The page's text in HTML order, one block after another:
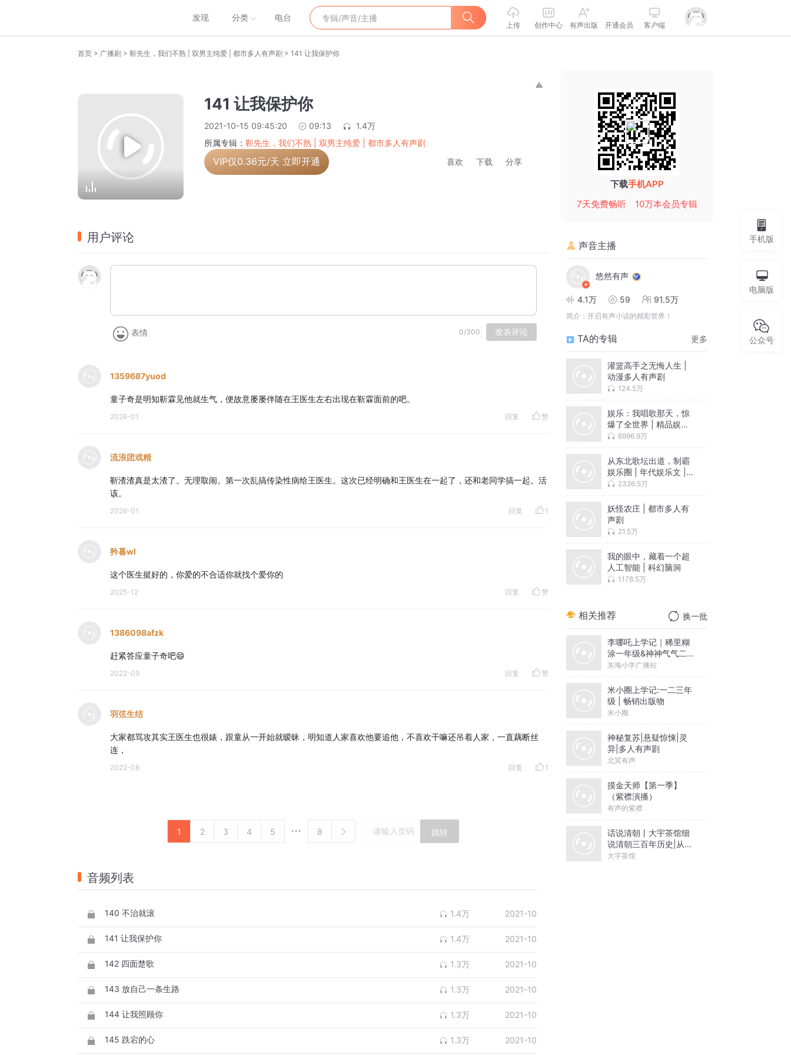
发现 分类 电台
上传 创作中心 有声出版 开通会员 客户端
首页 > 广播剧 > 靳先生，我们不熟 | 双男主纯爱 | 都市多人有声剧 > 141 让我保护你
141 让我保护你
2021-10-15 09:45:20 09:13
1.4万
所属专辑： 靳先生，我们不熟 | 双男主纯爱 | 都市多人有声剧
VIP仅0.36元/天 立即开通 喜欢 下载 分享
用户评论
表情 0/300 发表评论
1359687yuod
童子奇是明知靳霖见他就生气，便故意屡屡伴随在王医生左右出现在靳霖面前的吧。
2026-01 回复 赞
流浪团戏精
靳渣渣真是太渣了。无理取闹。第一次乱搞传染性病给王医生。这次已经明确和王医生在一起了，还和老同学搞一起。活
该。
2026-01 回复 1
矜暮wl
这个医生挺好的，你爱的不合适你就找个爱你的
2025-12 回复 赞
1386098afzk
赶紧答应童子奇吧😄
2022-09 回复 赞
羽弦生结
大家都骂攻其实王医生也很婊，跟童从一开始就暧昧，明知道人家喜欢他要追他，不喜欢干嘛还吊着人家，一直藕断丝
连，
2022-08 回复 1
1 2 3 4 5 8 跳转
音频列表
140 不治就滚 1.4万 2021-10
141 让我保护你 1.4万 2021-10
142 四面楚歌 1.3万 2021-10
143 放自己一条生路 1.3万 2021-10
144 让我照顾你 1.3万 2021-10
145 跌宕的心 1.3万 2021-10
下载手机APP
7天免费畅听
10万本会员专辑
声音主播
悠然有声
4.1万 59 91.5万
简介： 开启有声小说的精彩世界！
TA的专辑 更多
灌篮高手之无悔人生 |
动漫多人有声剧
124.5万
娱乐：我唱歌那天，惊
爆了全世界 | 精品娱乐
多播6996.9万
从东北歌坛出道，制霸
娱乐圈 | 年代娱乐文 |
无系统 | 歌曲超多
2326.5万
妖怪农庄 | 都市多人有
声剧
21.5万
我的眼中，藏着一个超
人工智能 | 科幻脑洞
1178.5万
相关推荐 换一批
李哪吒上学记｜稀里糊
涂一年级&神神气气二年
级
东海小学广播站
米小圈上学记:一二三年
级 | 畅销出版物
米小圈
神秘复苏|悬疑惊悚|灵
异|多人有声剧
北冥有声
摸金天师【第一季】
（紫襟演播）
有声的紫襟
话说清朝丨大宇茶馆细
说清朝三百年历史|从努
尔哈赤到末代皇帝溥仪|
大宇茶馆
手机版
电脑版
公众号